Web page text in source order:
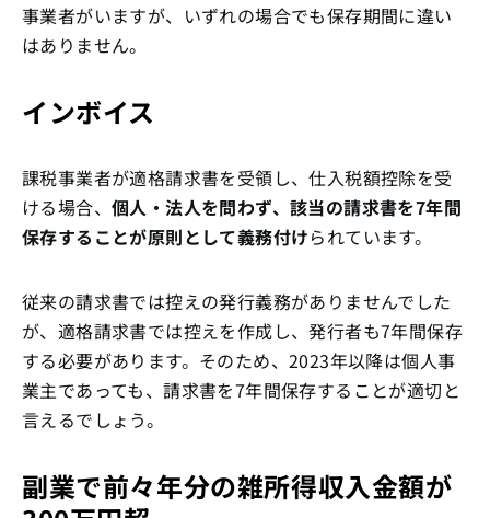
事業者がいますが、いずれの場合でも保存期間に違い
はありません。
インボイス
課税事業者が適格請求書を受領し、仕入税額控除を受
ける場合、 個人・法人を問わず、該当の請求書を7年間
保存することが原則として義務付けられています。
従来の請求書では控えの発行義務がありませんでした
が、適格請求書では控えを作成し、発行者も7年間保存
する必要があります。そのため、2023年以降は個人事
業主であっても、請求書を7年間保存することが適切と
言えるでしょう。
副業で前々年分の雑所得収入金額が